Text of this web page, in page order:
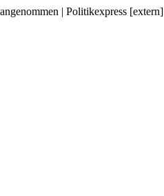
| Politikexpress [extern]